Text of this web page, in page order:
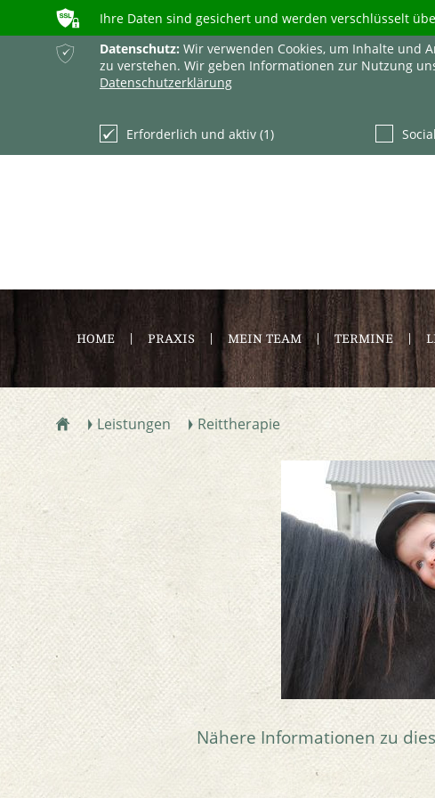
ʥ Ihre Daten sind gesichert und werden verschlüsselt
ќ
Datenschutz: Wir verwenden Cookies, um Inhalte und
zu verstehen. Wir geben Informationen zur Nutzung
Datenschutzerklärung
Erforderlich und aktiv (1)
HOME PRAXIS MEIN TEAM TERMINE
ŷ Ţ Leistungen Ţ Reittherapie
Nähere Informationen zu